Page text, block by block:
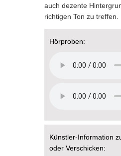
auch dezente
richtigen Ton zu treffen.
Hörproben:
Künstler-Information
oder Verschicken: